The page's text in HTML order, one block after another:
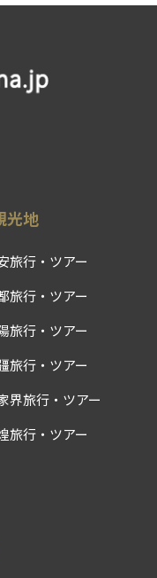
光地
旅行・ツアー
旅行・ツアー
旅行・ツアー
旅行・ツアー
界旅行・ツアー
旅行・ツアー